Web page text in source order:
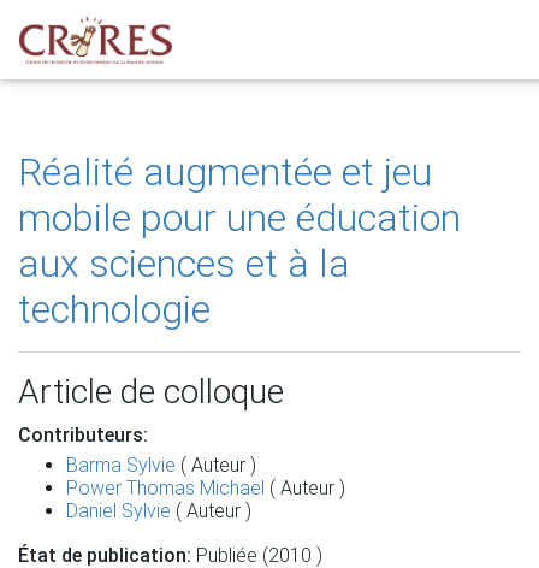
Réalité augmentée et jeu
mobile pour une éducation
aux sciences et à la
technologie
Article de colloque
Contributeurs:
Barma Sylvie ( Auteur )
Power Thomas Michael ( Auteur )
Daniel Sylvie ( Auteur )
État de publication: Publiée (2010 )